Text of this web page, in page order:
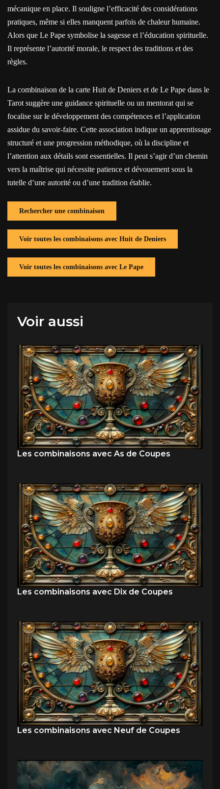
mécanique en place. Il souligne l’efficacité des considérations
pratiques, même si elles manquent parfois de chaleur humaine.
Alors que Le Pape symbolise la sagesse et l’éducation spirituelle.
Il représente l’autorité morale, le respect des traditions et des
règles.
La combinaison de la carte Huit de Deniers et de Le Pape dans le
Tarot suggère une guidance spirituelle ou un mentorat qui se
focalise sur le développement des compétences et l’application
assidue du savoir-faire. Cette association indique un apprentissage
structuré et une progression méthodique, où la discipline et
l’attention aux détails sont essentielles. Il peut s’agir d’un chemin
vers la maîtrise qui nécessite patience et dévouement sous la
tutelle d’une autorité ou d’une tradition établie.
Rechercher une combinaison
Voir toutes les combinaisons avec Huit de Deniers
Voir toutes les combinaisons avec Le Pape
Voir aussi
Les combinaisons avec As de Coupes
Les combinaisons avec Dix de Coupes
Les combinaisons avec Neuf de Coupes